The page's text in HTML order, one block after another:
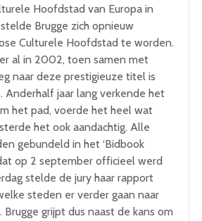
Hoofdstad van Europa in
Brugge zich opnieuw
Culturele Hoofdstad te worden.
al in 2002, toen samen met
naar deze prestigieuze titel is
Anderhalf jaar lang verkende het
het pad, voerde het heel wat
het ook aandachtig. Alle
gebundeld in het ‘Bidbook
op 2 september officieel werd
stelde de jury haar rapport
steden er verder gaan naar
grijpt dus naast de kans om